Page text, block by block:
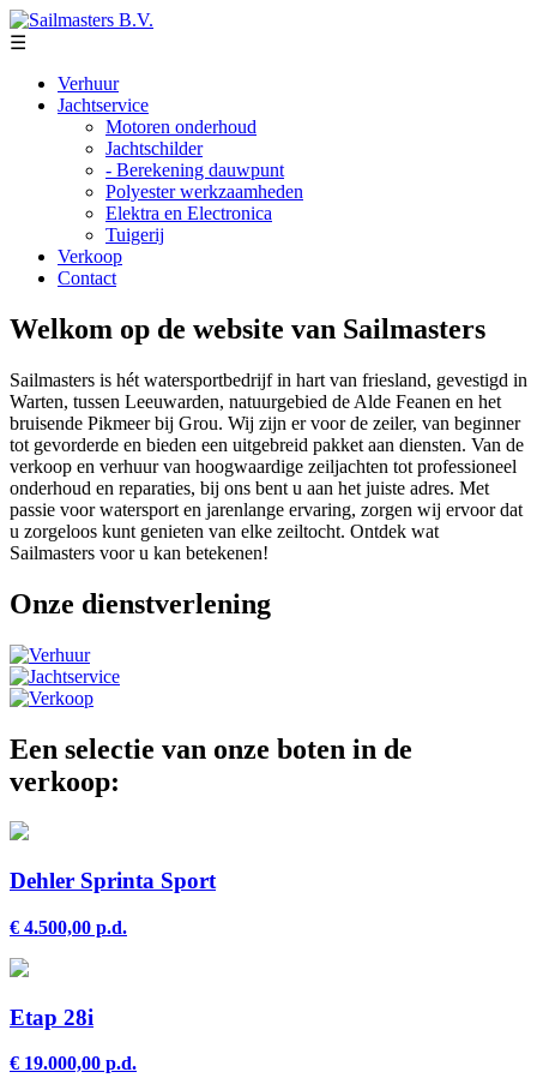
☰
Verhuur
Jachtservice
Motoren onderhoud
Jachtschilder
- Berekening dauwpunt
Polyester werkzaamheden
Elektra en Electronica
Tuigerij
Verkoop
Contact
Welkom op de website van Sailmasters
Sailmasters is hét watersportbedrijf in hart van friesland, gevestigd in
Warten, tussen Leeuwarden, natuurgebied de Alde Feanen en het
bruisende Pikmeer bij Grou. Wij zijn er voor de zeiler, van beginner
tot gevorderde en bieden een uitgebreid pakket aan diensten. Van de
verkoop en verhuur van hoogwaardige zeiljachten tot professioneel
onderhoud en reparaties, bij ons bent u aan het juiste adres. Met
passie voor watersport en jarenlange ervaring, zorgen wij ervoor dat
u zorgeloos kunt genieten van elke zeiltocht. Ontdek wat
Sailmasters voor u kan betekenen!
Onze dienstverlening
Een selectie van onze boten in de
verkoop:
Dehler Sprinta Sport
€ 4.500,00 p.d.
Etap 28i
€ 19.000,00 p.d.